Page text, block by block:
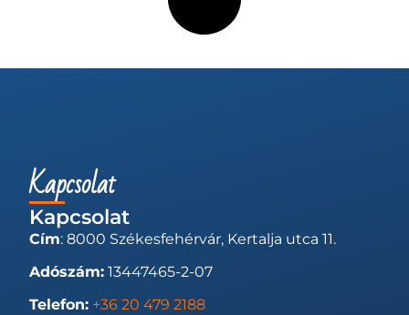
Kapcsolat
Kapcsolat
Cím: 8000 Székesfehérvár, Kertalja utca 11.
Adószám: 13447465-2-07
Telefon: +36 20 479 2188